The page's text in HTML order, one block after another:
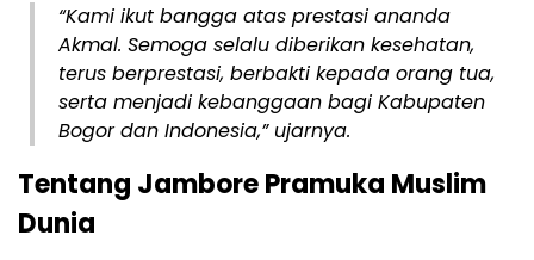
“Kami ikut bangga atas prestasi ananda
Akmal. Semoga selalu diberikan kesehatan,
terus berprestasi, berbakti kepada orang tua,
serta menjadi kebanggaan bagi Kabupaten
Bogor dan Indonesia,” ujarnya.
Tentang Jambore Pramuka Muslim
Dunia